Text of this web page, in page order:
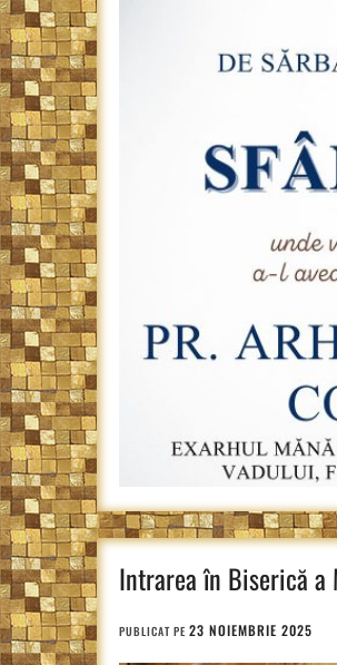
Intrarea în Biserică a
PUBLICAT PE 23 NOIEMBRIE 2025